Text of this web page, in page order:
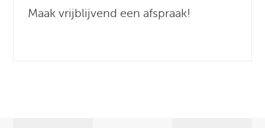
Maak vrijblijvend een afspraak!